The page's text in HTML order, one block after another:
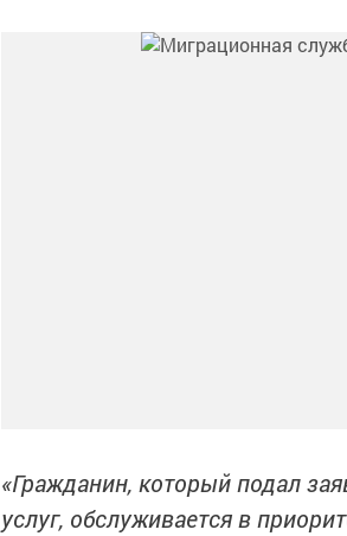
«Гражданин, который подал
услуг, обслуживается в